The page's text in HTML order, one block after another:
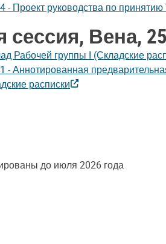
- Проект руководства по
сессия, Вена,
Рабочей группы I (Складские
- Аннотированная
расписки
до июля 2026 года